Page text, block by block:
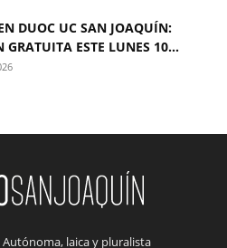
DUOC UC SAN JOAQUÍN:
GRATUITA ESTE LUNES 10...
laica y pluralista